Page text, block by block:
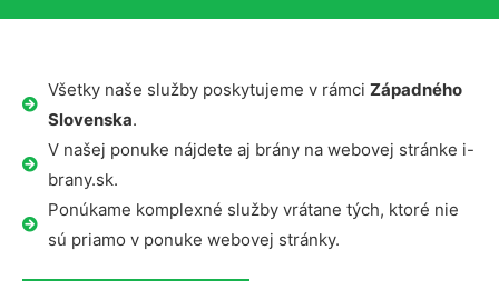
Všetky naše služby poskytujeme v rámci Západného
Slovenska.
V našej ponuke nájdete aj brány na webovej stránke i-
brany.sk.
Ponúkame komplexné služby vrátane tých, ktoré nie
sú priamo v ponuke webovej stránky.